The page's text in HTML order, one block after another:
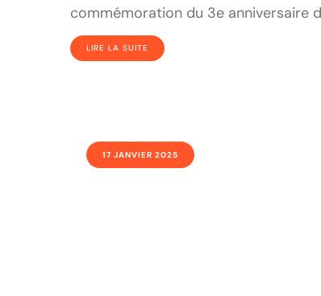
commémoration du 3e anniversaire
LIRE LA SUITE
17 JANVIER 2025